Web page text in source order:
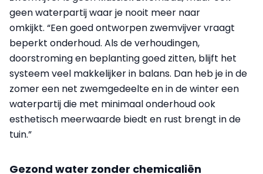
geen waterpartij waar je nooit meer naar
omkijkt. “Een goed ontworpen zwemvijver vraagt
beperkt onderhoud. Als de verhoudingen,
doorstroming en beplanting goed zitten, blijft het
systeem veel makkelijker in balans. Dan heb je in de
zomer een net zwemgedeelte en in de winter een
waterpartij die met minimaal onderhoud ook
esthetisch meerwaarde biedt en rust brengt in de
tuin.”
Gezond water zonder chemicaliën